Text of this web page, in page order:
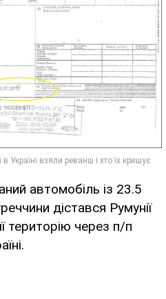
автомобіль із 23.5
дістався Румунії
територію через п/п